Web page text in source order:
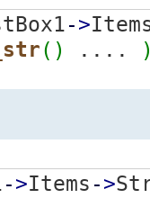
->
( ) ....
->Items ->